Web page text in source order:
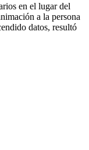
en el lugar del
a la persona
datos, resultó